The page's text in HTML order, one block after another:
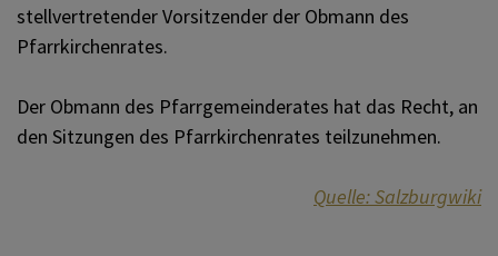
stellvertretender Vorsitzender der Obmann des
Pfarrkirchenrates.
Der Obmann des Pfarrgemeinderates hat das Recht, an
den Sitzungen des Pfarrkirchenrates teilzunehmen.
Quelle: Salzburgwiki